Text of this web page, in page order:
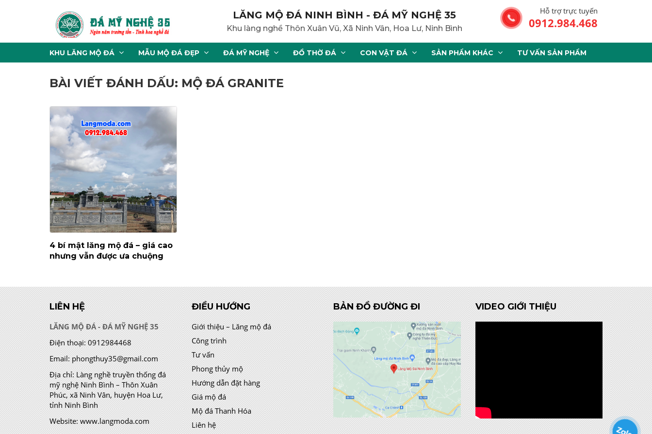
LĂNG MỘ ĐÁ NINH BÌNH - ĐÁ MỸ NGHỆ 35
Khu làng nghề Thôn Xuân Vũ, Xã Ninh Vân, Hoa Lư, Ninh Bình
Hỗ trợ trực tuyến
0912.984.468
KHU LĂNG MỘ ĐÁ MẪU MỘ ĐÁ ĐẸP ĐÁ MỸ NGHỆ ĐỒ THỜ ĐÁ CON VẬT ĐÁ SẢN PHẨM KHÁC TƯ VẤN SẢN PHẨM
BÀI VIẾT ĐÁNH DẤU: MỘ ĐÁ GRANITE
4 bí mật lăng mộ đá – giá cao
nhưng vẫn được ưa chuộng
LIÊN HỆ
LĂNG MỘ ĐÁ - ĐÁ MỸ NGHỆ 35
Điện thoại: 0912984468
Email: phongthuy35@gmail.com
Địa chỉ:Làng nghề truyền thống đá
mỹ nghệ Ninh Bình – Thôn Xuân
Phúc, xã Ninh Vân, huyện Hoa Lư,
tỉnh Ninh Bình
Website: www.langmoda.com
ĐIỀU HƯỚNG
Giới thiệu – Lăng mộ đá
Công trình
Tư vấn
Phong thủy mộ
Hướng dẫn đặt hàng
Giá mộ đá
Mộ đá Thanh Hóa
Liên hệ
BẢN ĐỒ ĐƯỜNG ĐI VIDEO GIỚI THIỆU